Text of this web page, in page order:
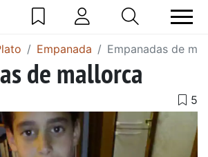
Empanada Empanadas de
de mallorca